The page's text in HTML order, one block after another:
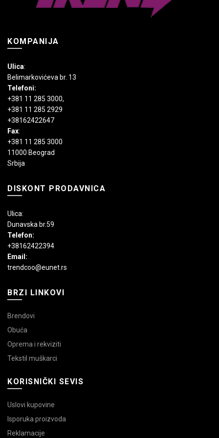
KOMPANIJA
Ulica:
Belimarkovićeva br. 13
Telefoni:
+381 11 285 3000,
+381 11 285 2929
+38162422647
Fax:
+381 11 285 3000
11000 Beograd
Srbija
DISKONT PRODAVNICA
Ulica:
Dunavska br.59
Telefon:
+38162422394
Email:
trendcoo@eunet.rs
BRZI LINKOVI
Brendovi
Obuća
Oprema i rekviziti
Tekstil muškarci
KORISNIČKI SEVIS
Uslovi kupovine
Isporuka proizvoda
Reklamacije